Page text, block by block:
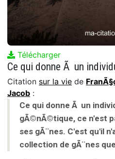
Télécharger
Citation sur la vie de
Jacob :
Ce qui donne Ã un
gÃ©nÃ©tique, ce n'est
ses gÃ¨nes. C'est qu'il
collection de gÃ¨nes